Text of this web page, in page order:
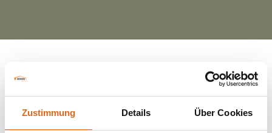
Zustimmung Details Über Cookies